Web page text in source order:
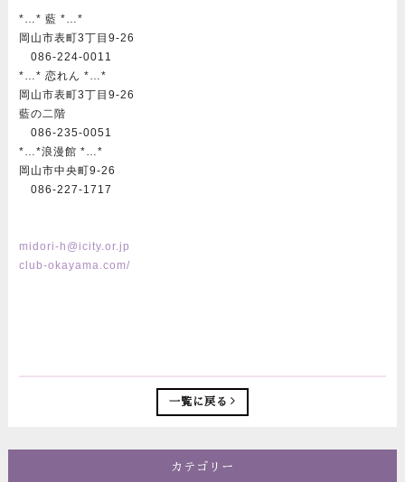
*…* 藍 *…*
岡山市表町3丁目9-26
086-224-0011
*…* 恋れん *…*
岡山市表町3丁目9-26
藍の二階
086-235-0051
*…*浪漫館 *…*
岡山市中央町9-26
086-227-1717
midori-h@icity.or.jp
club-okayama.com/
一覧に戻る
カテゴリー